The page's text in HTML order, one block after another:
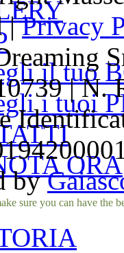
il tuo
i tuoi
ORA
|Privacy
| N.
by
sure you can have the